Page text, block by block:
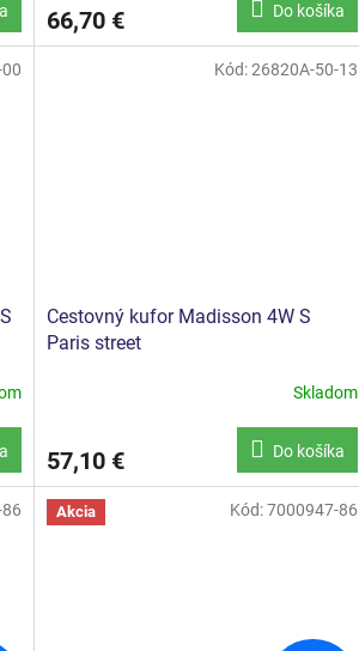
66,70 € Do košíka
Cestovný kufor Madisson 4W S
Paris street
Skladom
57,10 € Do košíka
Kód:26820A-50-13
Akcia Kód:7000947-86